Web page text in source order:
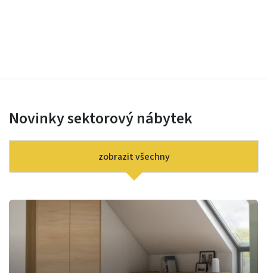
Novinky sektorový nábytek
zobrazit všechny